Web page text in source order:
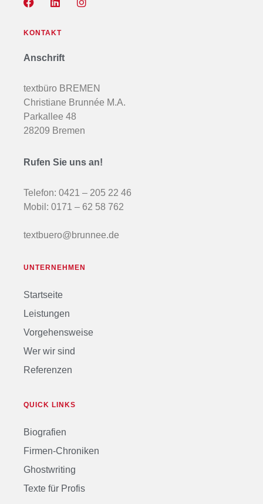
KONTAKT
Anschrift
textbüro BREMEN
Christiane Brunnée M.A.
Parkallee 48
28209 Bremen
Rufen Sie uns an!
Telefon: 0421 – 205 22 46
Mobil: 0171 – 62 58 762
textbuero@brunnee.de
UNTERNEHMEN
Startseite
Leistungen
Vorgehensweise
Wer wir sind
Referenzen
QUICK LINKS
Biografien
Firmen-Chroniken
Ghostwriting
Texte für Profis